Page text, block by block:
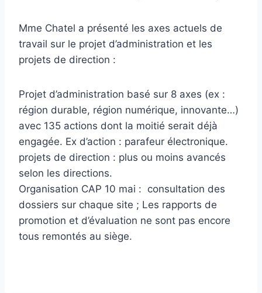
Mme Chatel a présenté les axes actuels de
travail sur le projet d’administration et les
projets de direction :
Projet d’administration basé sur 8 axes (ex :
région durable, région numérique, innovante…)
avec 135 actions dont la moitié serait déjà
engagée. Ex d’action : parafeur électronique.
projets de direction : plus ou moins avancés
selon les directions.
Organisation CAP 10 mai : consultation des
dossiers sur chaque site ; Les rapports de
promotion et d’évaluation ne sont pas encore
tous remontés au siège.